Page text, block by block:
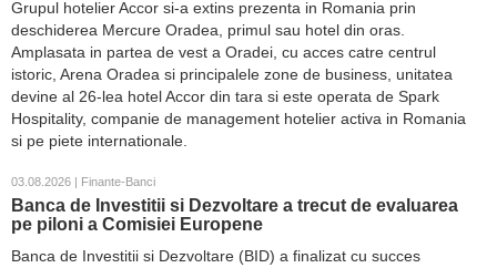
Grupul hotelier Accor si-a extins prezenta in Romania prin
deschiderea Mercure Oradea, primul sau hotel din oras.
Amplasata in partea de vest a Oradei, cu acces catre centrul
istoric, Arena Oradea si principalele zone de business, unitatea
devine al 26-lea hotel Accor din tara si este operata de Spark
Hospitality, companie de management hotelier activa in Romania
si pe piete internationale.
03.08.2026 | Finante-Banci
Banca de Investitii si Dezvoltare a trecut de evaluarea
pe piloni a Comisiei Europene
Banca de Investitii si Dezvoltare (BID) a finalizat cu succes